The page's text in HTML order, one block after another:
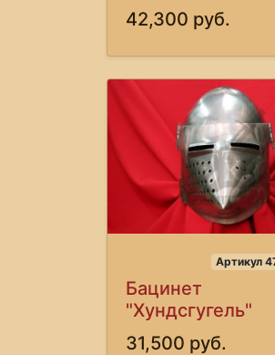
42,300 руб.
Артикул
Бацинет
"Хундсгугель"
31,500 руб.